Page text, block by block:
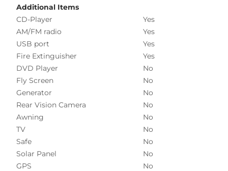
Additional Items
CD-Player
Yes
AM/FM radio
Yes
USB port
Yes
Fire Extinguisher
Yes
DVD Player
No
Fly Screen
No
Generator
No
Rear Vision Camera
No
Awning
No
TV
No
Safe
No
Solar Panel
No
GPS
No